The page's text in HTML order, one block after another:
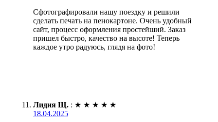
Сфотографировали нашу поездку и решили
сделать печать на пенокартоне. Очень удобный
сайт, процесс оформления простейший. Заказ
пришел быстро, качество на высоте! Теперь
каждое утро радуюсь, глядя на фото!
Лидия Щ. : ★ ★ ★ ★ ★
18.04.2025